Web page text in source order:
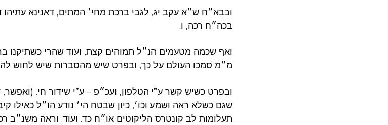
ובבא״ח ש״א עקב יג, לגבי ברכת מחי׳ המתים, דאנינא
בכה״ח רכה, ו.
ואף שכמה מטעמים הנ״ל תמוהים קצת, ועוד שהרי כשתיקנו
מ״מ סמכו העולם על כך, ובפרט שיש מהסברות שיש לחוש
ובפרט כשיש קשר ע”י הטלפון, ועכ״פ – ע”י שידור חי.
שגם כשלא ראה ושמע וכו׳, כיון שבטח הי׳ נודע הו״ל כאילו
תעלומות לב קונטרס הליקוטים או״ח כד. ועוד. וראה